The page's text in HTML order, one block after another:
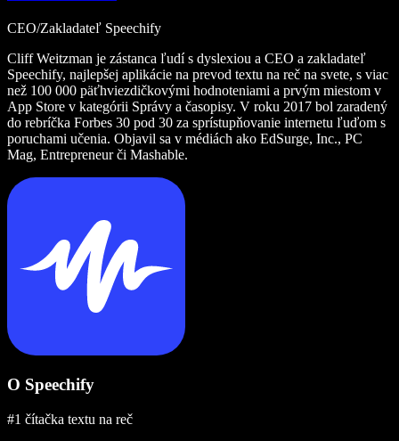
CEO/Zakladateľ Speechify
Cliff Weitzman je zástanca ľudí s dyslexiou a CEO a zakladateľ
Speechify, najlepšej aplikácie na prevod textu na reč na svete, s viac
než 100 000 päťhviezdičkovými hodnoteniami a prvým miestom v
App Store v kategórii Správy a časopisy. V roku 2017 bol zaradený
do rebríčka Forbes 30 pod 30 za sprístupňovanie internetu ľuďom s
poruchami učenia. Objavil sa v médiách ako EdSurge, Inc., PC
Mag, Entrepreneur či Mashable.
O Speechify
#1 čítačka textu na reč